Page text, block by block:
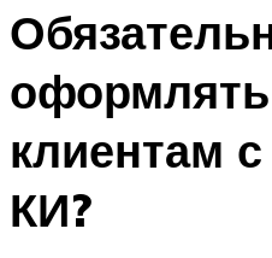
оформлять
клиентам
КИ?